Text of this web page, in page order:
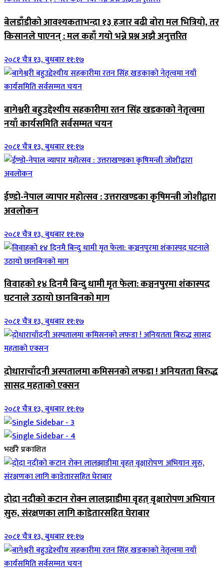
बेलडाँडीको आवश्यकताभन्दा १३ हजार बढी बोरा मल भित्रियो, तर
किसानले पाएनन् : मल कहाँ गयो भन्ने प्रश्न अझै अनुत्तरित
२०८१ चैत्र १३, बुधबार ११:१७
बागेश्वरी बहुउद्देश्यीय सहकारीमा रतन सिंह खडकाको नेतृत्वमा
नयाँ कार्यसमिति सर्वसम्मत चयन
२०८१ चैत्र १३, बुधबार ११:१७
ईण्डो-नेपाल व्यापार महोत्सव : उत्तराखण्डका कृषिमन्त्री जोशीद्वारा
अवलोकन
२०८१ चैत्र १३, बुधबार ११:१७
विवाहको १४ दिनमै बिन्दु धामी मृत फेला: कञ्चनपुरमा शंकास्पद
घटनाले उठायो छानबिनको माग
२०८१ चैत्र १३, बुधबार ११:१७
दोधाराचाँदनी अस्पतालमा कमिसनको लफडा ! अनियतता बिरुद्ध
सासद महताको एक्सन
२०८१ चैत्र १३, बुधबार ११:१७
भर्खरै प्रकाशित
दोदा नदीको कटान रोक्न लालझाडीमा वृहत् वृक्षारोपण अभियान
सुरु, संरक्षणका लागि काडेतारसहित घेराबार
२०८१ चैत्र १३, बुधबार ११:१७